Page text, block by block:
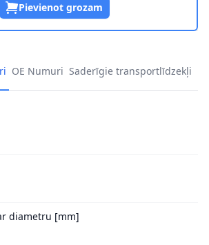
Pievienot grozam
OE Numuri Saderīgie transportlīdzekļi
diametru [mm]